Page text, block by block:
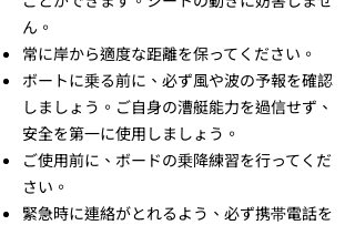
ん。
常に岸から適度な距離を保ってください。
ボートに乗る前に、必ず風や波の予報を確認
しましょう。ご自身の漕艇能力を過信せず、
安全を第一に使用しましょう。
ご使用前に、ボードの乗降練習を行ってくだ
さい。
緊急時に連絡がとれるよう、必ず携帯電話を